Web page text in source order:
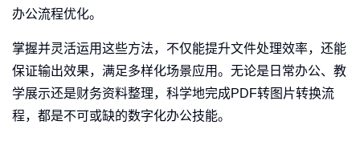
办公流程优化。
掌握并灵活运用这些方法，不仅能提升文件处理效率，还能
保证输出效果，满足多样化场景应用。无论是日常办公、教
学展示还是财务资料整理，科学地完成PDF转图片转换流
程，都是不可或缺的数字化办公技能。